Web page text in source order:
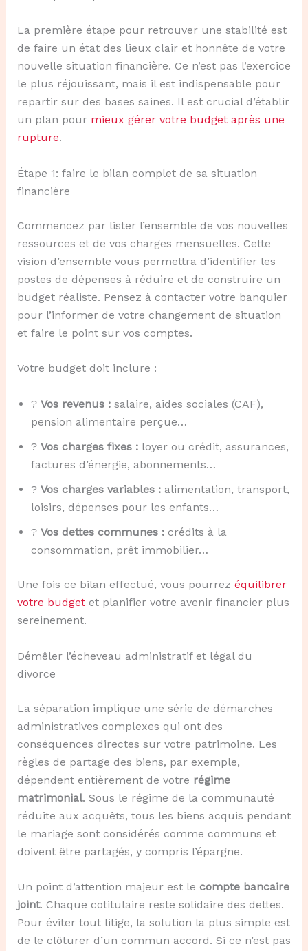
La première étape pour retrouver une stabilité est
de faire un état des lieux clair et honnête de votre
nouvelle situation financière. Ce n’est pas l’exercice
le plus réjouissant, mais il est indispensable pour
repartir sur des bases saines. Il est crucial d’établir
un plan pour mieux gérer votre budget après une
rupture.
Étape 1: faire le bilan complet de sa situation
financière
Commencez par lister l’ensemble de vos nouvelles
ressources et de vos charges mensuelles. Cette
vision d’ensemble vous permettra d’identifier les
postes de dépenses à réduire et de construire un
budget réaliste. Pensez à contacter votre banquier
pour l’informer de votre changement de situation
et faire le point sur vos comptes.
Votre budget doit inclure :
? Vos revenus :salaire, aides sociales (CAF),
pension alimentaire perçue…
? Vos charges fixes :loyer ou crédit, assurances,
factures d’énergie, abonnements…
? Vos charges variables :alimentation, transport,
loisirs, dépenses pour les enfants…
? Vos dettes communes :crédits à la
consommation, prêt immobilier…
Une fois ce bilan effectué, vous pourrez équilibrer
votre budgetet planifier votre avenir financier plus
sereinement.
Démêler l’écheveau administratif et légal du
divorce
La séparation implique une série de démarches
administratives complexes qui ont des
conséquences directes sur votre patrimoine. Les
règles de partage des biens, par exemple,
dépendent entièrement de votre régime
matrimonial. Sous le régime de la communauté
réduite aux acquêts, tous les biens acquis pendant
le mariage sont considérés comme communs et
doivent être partagés, y compris l’épargne.
Un point d’attention majeur est le compte bancaire
joint. Chaque cotitulaire reste solidaire des dettes.
Pour éviter tout litige, la solution la plus simple est
de le clôturer d’un commun accord. Si ce n’est pas